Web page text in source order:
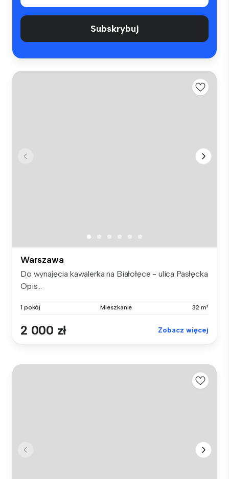
Subskrybuj
Warszawa
Do wynajęcia kawalerka na Białołęce - ulica Pasłęcka
Opis...
1 pokój Mieszkanie 32 m²
2 000 zł Zobacz więcej